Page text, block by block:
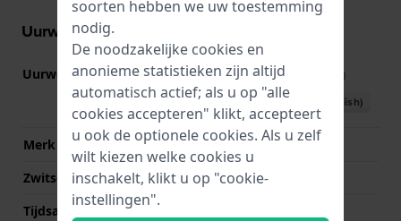
Uurwerk informatie
Uurwerk nr. P024SK (Bekijk specificaties )
Download handboek (English)
Merk uurwerk
Soprod
Zwitsers uurwerk
Ja
Tijdsaanduiding
soorten hebben we uw toestemming
nodig.
De noodzakelijke cookies en
anonieme statistieken zijn altijd
automatisch actief; als u op "alle
cookies accepteren" klikt, accepteert
u ook de optionele cookies. Als u zelf
wilt kiezen welke cookies u
inschakelt, klikt u op "cookie-
instellingen".